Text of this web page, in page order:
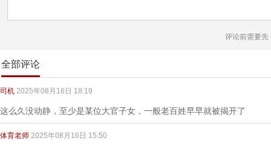
评论前需要先
全部评论
司机 2025年08月16日 18:19
这么久没动静，至少是某位大官子女，一般老百姓早早就被揭开了
体育老师 2025年08月16日 15:50